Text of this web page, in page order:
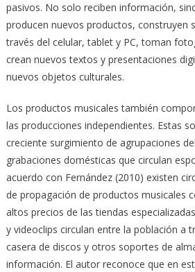
pasivos. No solo reciben información,
producen nuevos productos, construyen
través del celular, tablet y PC, toman
crean nuevos textos y presentaciones
nuevos objetos culturales.
Los productos musicales también
las producciones independientes. Estas
creciente surgimiento de agrupaciones
grabaciones domésticas que circulan
acuerdo con Fernández (2010) existen
de propagación de productos musicales
altos precios de las tiendas
y videoclips circulan entre la población a
casera de discos y otros soportes de
información. El autor reconoce que en